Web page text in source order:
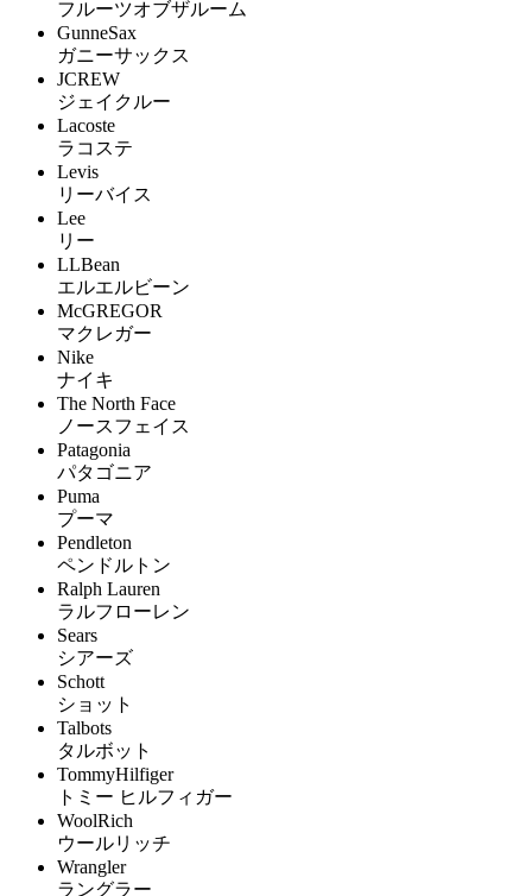
フルーツオブザルーム
GunneSax
ガニーサックス
JCREW
ジェイクルー
Lacoste
ラコステ
Levis
リーバイス
Lee
リー
LLBean
エルエルビーン
McGREGOR
マクレガー
Nike
ナイキ
The North Face
ノースフェイス
Patagonia
パタゴニア
Puma
プーマ
Pendleton
ペンドルトン
Ralph Lauren
ラルフローレン
Sears
シアーズ
Schott
ショット
Talbots
タルボット
TommyHilfiger
トミー ヒルフィガー
WoolRich
ウールリッチ
Wrangler
ラングラー